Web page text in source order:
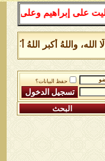
وعلى آل إبراهيم
الله، واللهُ أكبر اللهُ
حفظ البيانات؟
البحث